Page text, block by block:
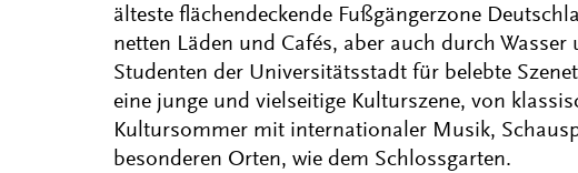
älteste flächendeckende Fußgängerzone
netten Läden und Cafés, aber auch durch
Studenten der Universitätsstadt für belebte
eine junge und vielseitige Kulturszene, von
Kultursommer mit internationaler Musik,
besonderen Orten, wie dem Schlossgarten.